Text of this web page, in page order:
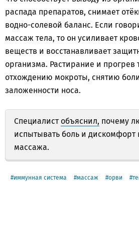
распада препаратов, снимает
водно-солевой баланс. Если
массаж тела, то он усиливает
веществ и восстанавливает
организма. Растирание и прогрев
отхождению мокроты, снятию
заложенности носа.
Специалист объяснил, почему
испытывать боль и дискомфорт
массажа.
иммунная система массаж орви